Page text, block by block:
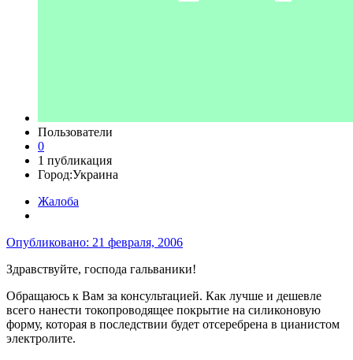
Пользователи
0
1 публикация
Город:Украина
Жалоба
Опубликовано: 21 февраля, 2006
Здравствуйте, господа гальваники!
Обращаюсь к Вам за консультацией. Как лучше и дешевле
всего нанести токопроводящее покрытие на силиконовую
форму, которая в последствии будет отсеребрена в цианистом
электролите.